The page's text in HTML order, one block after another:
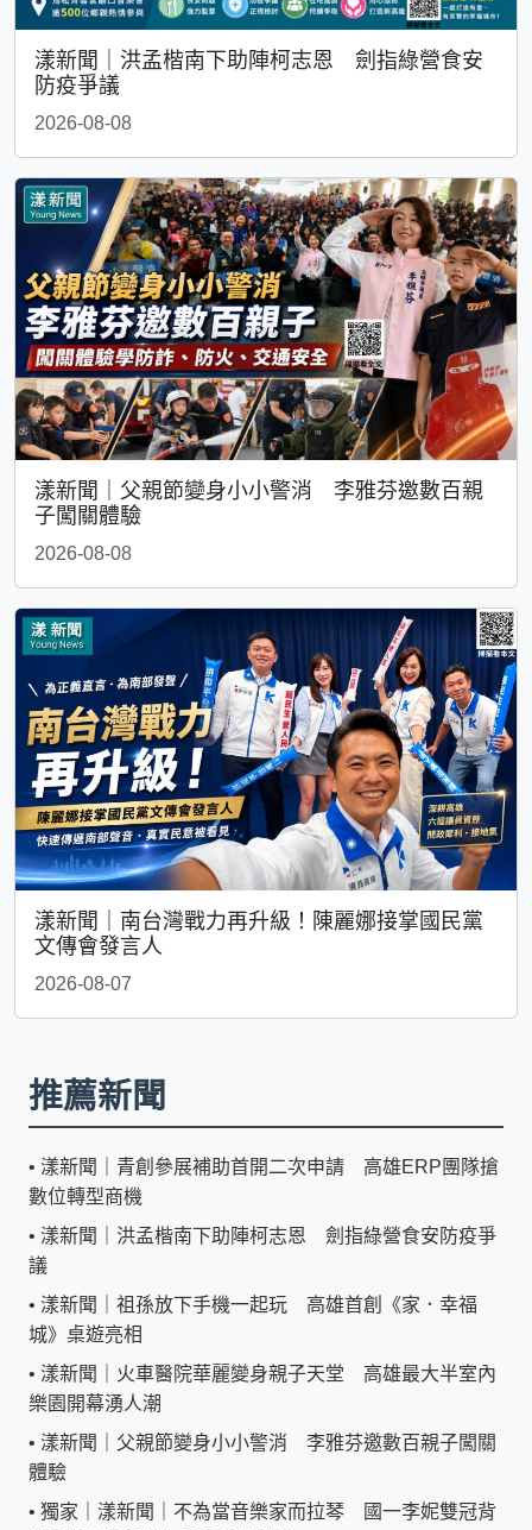
漾新聞｜洪孟楷南下助陣柯志恩 劍指綠營食安
防疫爭議
2026-08-08
漾新聞｜父親節變身小小警消 李雅芬邀數百親
子闖關體驗
2026-08-08
漾新聞｜南台灣戰力再升級！陳麗娜接掌國民黨
文傳會發言人
2026-08-07
推薦新聞
• 漾新聞｜青創參展補助首開二次申請 高雄ERP團隊搶
數位轉型商機
• 漾新聞｜洪孟楷南下助陣柯志恩 劍指綠營食安防疫爭
議
• 漾新聞｜祖孫放下手機一起玩 高雄首創《家．幸福
城》桌遊亮相
• 漾新聞｜火車醫院華麗變身親子天堂 高雄最大半室內
樂園開幕湧人潮
• 漾新聞｜父親節變身小小警消 李雅芬邀數百親子闖關
體驗
• 獨家｜漾新聞｜不為當音樂家而拉琴 國一李妮雙冠背